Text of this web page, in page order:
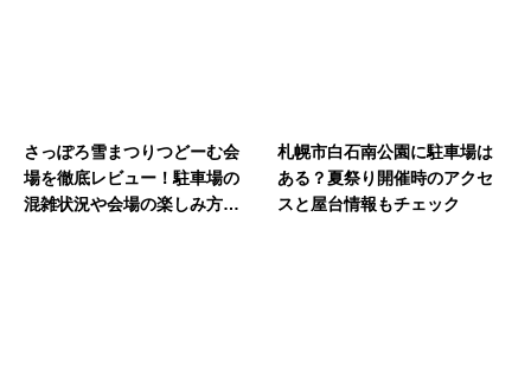
さっぽろ雪まつりつどーむ会
場を徹底レビュー！駐車場の
混雑状況や会場の楽しみ方を
札幌市白石南公園に駐車場は
ある？夏祭り開催時のアクセ
スと屋台情報もチェック